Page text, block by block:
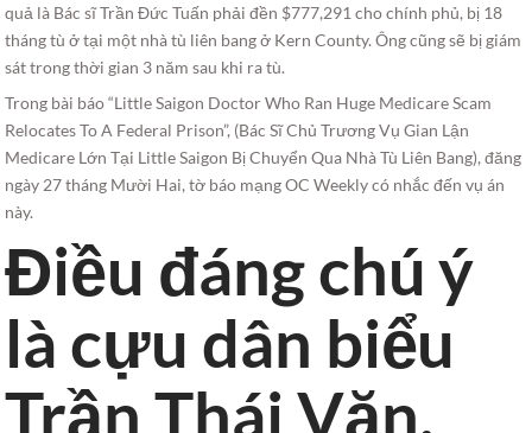
quả là Bác sĩ Trần Đức Tuấn phải đền $777,291 cho chính phủ, bị 18
tháng tù ở tại một nhà tù liên bang ở Kern County. Ông cũng sẽ bị giám
sát trong thời gian 3 năm sau khi ra tù.
Trong bài báo “Little Saigon Doctor Who Ran Huge Medicare Scam
Relocates To A Federal Prison”, (Bác Sĩ Chủ Trương Vụ Gian Lận
Medicare Lớn Tại Little Saigon Bị Chuyển Qua Nhà Tù Liên Bang), đăng
ngày 27 tháng Mười Hai, tờ báo mạng OC Weekly có nhắc đến vụ án
này.
Điều đáng chú ý
là cựu dân biểu
Trần Thái Văn,